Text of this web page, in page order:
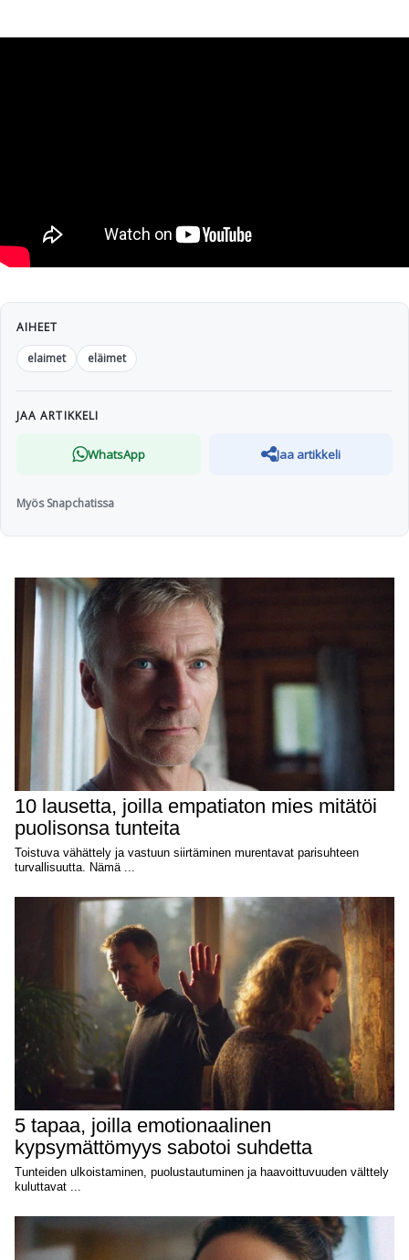
AIHEET
elaimet
eläimet
JAA ARTIKKELI
WhatsApp Jaa artikkeli
Myös Snapchatissa